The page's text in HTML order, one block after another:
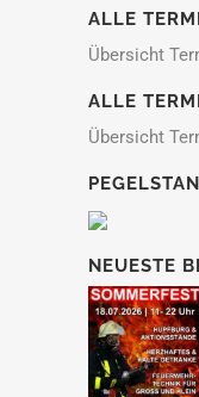
ALLE
Übersicht
ALLE
Übersicht
NEUESTE